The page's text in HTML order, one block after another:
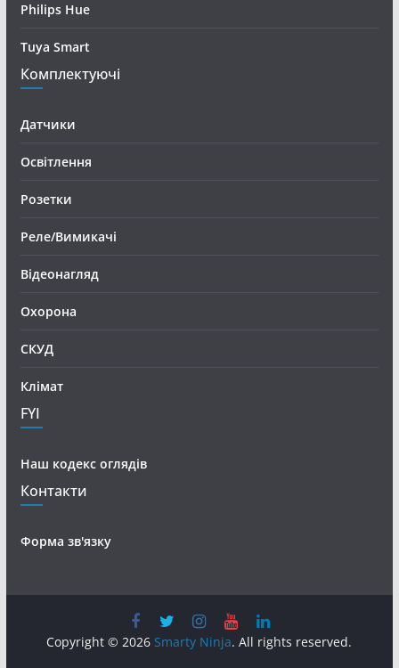
Philips Hue
Tuya Smart
Комплектуючі
Датчики
Освітлення
Розетки
Реле/Вимикачі
Відеонагляд
Охорона
СКУД
Клімат
FYI
Наш кодекс оглядів
Контакти
Форма зв'язку
Copyright © 2026 Smarty Ninja. All rights reserved.